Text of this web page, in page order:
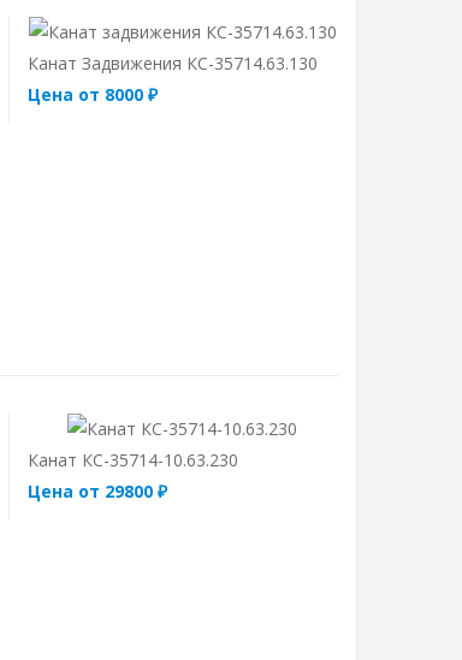
Канат Задвижения КС-35714.63.130
Цена от 8000 ₽
Канат КС-35714-10.63.230
Цена от 29800 ₽